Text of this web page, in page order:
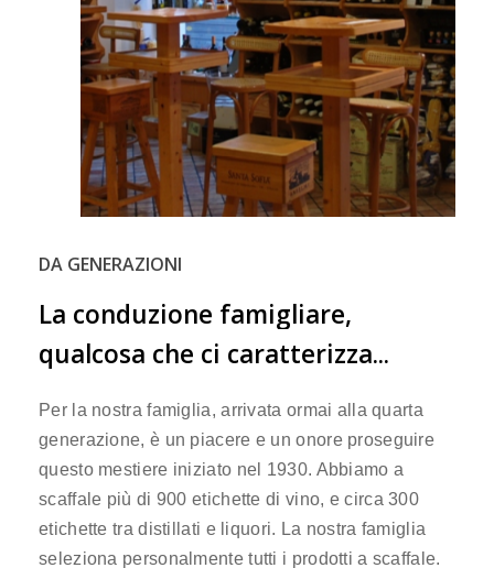
DA GENERAZIONI
La conduzione famigliare,
qualcosa che ci caratterizza...
Per la nostra famiglia, arrivata ormai alla quarta
generazione, è un piacere e un onore proseguire
questo mestiere iniziato nel 1930. Abbiamo a
scaffale più di 900 etichette di vino, e circa 300
etichette tra distillati e liquori. La nostra famiglia
seleziona personalmente tutti i prodotti a scaffale.